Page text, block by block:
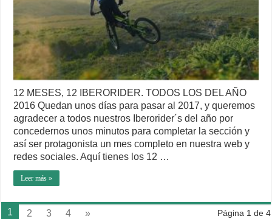
12 MESES, 12 IBERORIDER. TODOS LOS DEL AÑO
2016 Quedan unos días para pasar al 2017, y queremos
agradecer a todos nuestros Iberorider´s del año por
concedernos unos minutos para completar la sección y
así ser protagonista un mes completo en nuestra web y
redes sociales. Aquí tienes los 12 …
Leer más »
Página 1 de 4
1 2 3 4 »